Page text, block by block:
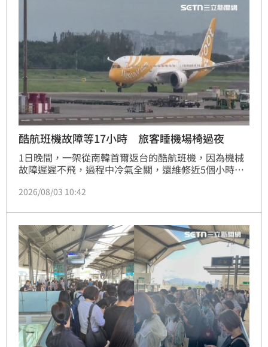
酷航班機故障等17小時 旅客睡機場椅過夜
1日晚間，一架從南韓首爾返台的酷航班機，因為機械
故障遲遲不飛，過程中冷氣全關，還維修近5個小時，
天下午，才能搭成其他航班返台，讓旅客怨聲載道，對
始終是首要任務。
2026/08/03 10:42